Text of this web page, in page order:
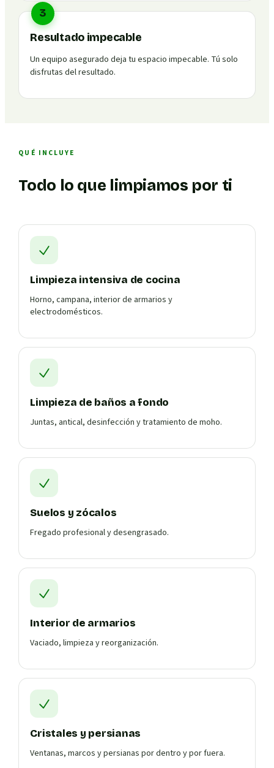
3
Resultado impecable
Un equipo asegurado deja tu espacio impecable. Tú solo
disfrutas del resultado.
QUÉ INCLUYE
Todo lo que limpiamos por ti
Limpieza intensiva de cocina
Horno, campana, interior de armarios y
electrodomésticos.
Limpieza de baños a fondo
Juntas, antical, desinfección y tratamiento de moho.
Suelos y zócalos
Fregado profesional y desengrasado.
Interior de armarios
Vaciado, limpieza y reorganización.
Cristales y persianas
Ventanas, marcos y persianas por dentro y por fuera.